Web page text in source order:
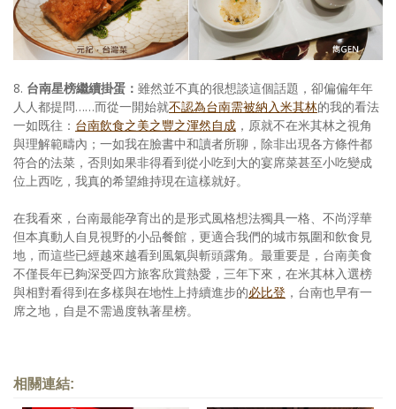
8. 台南星榜繼續掛蛋： 雖然並不真的很想談這個話題，卻偏偏年年
人人都提問……而從一開始就不認為台南需被納入米其林的我的看法
一如既往： 台南飲食之美之豐之渾然自成 ，原就不在米其林之視角
與理解範疇內；一如我在臉書中和讀者所聊，除非出現各方條件都
符合的法菜，否則如果非得看到從小吃到大的宴席菜甚至小吃變成
位上西吃，我真的希望維持現在這樣就好。
在我看來，台南最能孕育出的是形式風格想法獨具一格、不尚浮華
但本真動人自見視野的小品餐館，更適合我們的城市氛圍和飲食見
地，而這些已經越來越看到風氣與斬頭露角。最重要是，台南美食
不僅長年已夠深受四方旅客欣賞熱愛，三年下來，在米其林入選榜
與相對看得到在多樣與在地性上持續進步的必比登 ，台南也早有一
席之地，自是不需過度執著星榜。
相關連結: